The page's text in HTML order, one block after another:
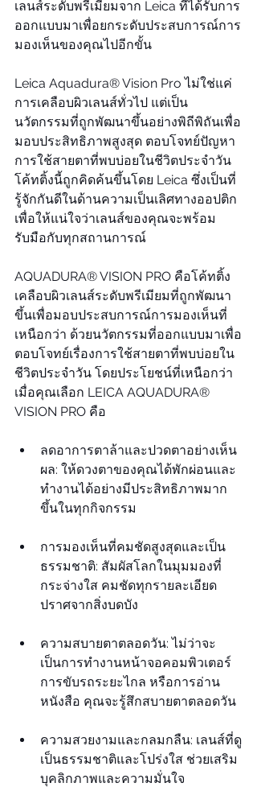
เลนส์ระดับพรีเมียมจาก Leica ที่ได้รับการ
ออกแบบมาเพื่อยกระดับประสบการณ์การ
มองเห็นของคุณไปอีกขั้น
Leica Aquadura® Vision Pro ไม่ใช่แค่
การเคลือบผิวเลนส์ทั่วไป แต่เป็น
นวัตกรรมที่ถูกพัฒนาขึ้นอย่างพิถีพิถันเพื่อ
มอบประสิทธิภาพสูงสุด ตอบโจทย์ปัญหา
การใช้สายตาที่พบบ่อยในชีวิตประจำวัน
โค้ทติ้งนี้ถูกคิดค้นขึ้นโดย Leica ซึ่งเป็นที่
รู้จักกันดีในด้านความเป็นเลิศทางออปติก
เพื่อให้แน่ใจว่าเลนส์ของคุณจะพร้อม
รับมือกับทุกสถานการณ์
AQUADURA® VISION PRO คือโค้ทติ้ง
เคลือบผิวเลนส์ระดับพรีเมียมที่ถูกพัฒนา
ขึ้นเพื่อมอบประสบการณ์การมองเห็นที่
เหนือกว่า ด้วยนวัตกรรมที่ออกแบบมาเพื่อ
ตอบโจทย์เรื่องการใช้สายตาที่พบบ่อยใน
ชีวิตประจำวัน โดยประโยชน์ที่เหนือกว่า
เมื่อคุณเลือก LEICA AQUADURA®
VISION PRO คือ
ลดอาการตาล้าและปวดตาอย่างเห็น
ผล: ให้ดวงตาของคุณได้พักผ่อนและ
ทำงานได้อย่างมีประสิทธิภาพมาก
ขึ้นในทุกกิจกรรม
การมองเห็นที่คมชัดสูงสุดและเป็น
ธรรมชาติ: สัมผัสโลกในมุมมองที่
กระจ่างใส คมชัดทุกรายละเอียด
ปราศจากสิ่งบดบัง
ความสบายตาตลอดวัน: ไม่ว่าจะ
เป็นการทำงานหน้าจอคอมพิวเตอร์
การขับรถระยะไกล หรือการอ่าน
หนังสือ คุณจะรู้สึกสบายตาตลอดวัน
ความสวยงามและกลมกลืน: เลนส์ที่ดู
เป็นธรรมชาติและโปร่งใส ช่วยเสริม
บุคลิกภาพและความมั่นใจ